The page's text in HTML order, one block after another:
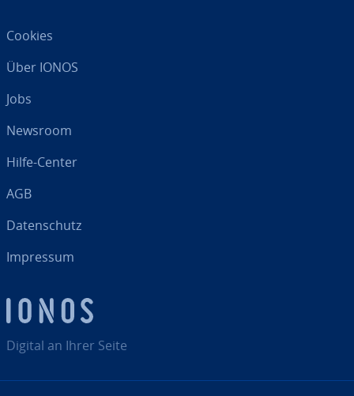
Digital an Ihrer Seite
Cookies
Über IONOS
Jobs
Newsroom
Hilfe-Center
AGB
Da­ten­schutz
Impressum